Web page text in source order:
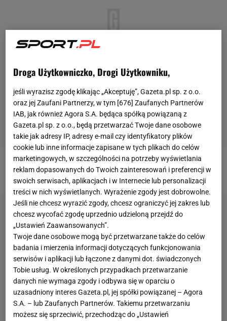
Więcej treści sportowych znajdziecie naGazeta.pl.
Droga Użytkowniczko, Drogi Użytkowniku,
jeśli wyrazisz zgodę klikając „Akceptuję”, Gazeta.pl sp. z o.o.
oraz jej Zaufani Partnerzy, w tym [676] Zaufanych Partnerów
IAB, jak również Agora S.A. będąca spółką powiązaną z
Gazeta.pl sp. z o.o., będą przetwarzać Twoje dane osobowe
takie jak adresy IP, adresy e-mail czy identyfikatory plików
cookie lub inne informacje zapisane w tych plikach do celów
marketingowych, w szczególności na potrzeby wyświetlania
reklam dopasowanych do Twoich zainteresowań i preferencji w
swoich serwisach, aplikacjach i w Internecie lub personalizacji
treści w nich wyświetlanych. Wyrażenie zgody jest dobrowolne.
Jeśli nie chcesz wyrazić zgody, chcesz ograniczyć jej zakres lub
chcesz wycofać zgodę uprzednio udzieloną przejdź do
„Ustawień Zaawansowanych”.
Twoje dane osobowe mogą być przetwarzane także do celów
badania i mierzenia informacji dotyczących funkcjonowania
serwisów i aplikacji lub łączone z danymi dot. świadczonych
Tobie usług. W określonych przypadkach przetwarzanie
danych nie wymaga zgody i odbywa się w oparciu o
uzasadniony interes Gazeta.pl, jej spółki powiązanej – Agora
S.A. – lub Zaufanych Partnerów. Takiemu przetwarzaniu
możesz się sprzeciwić, przechodząc do „Ustawień